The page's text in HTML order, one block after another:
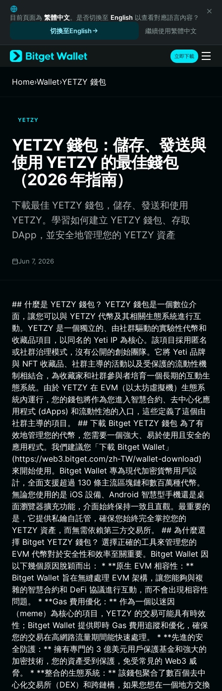
English
日本語
Русский
Español (Latinoamérica)
Türkçe
Italiano
繁體中文
Português (Portugal)
Bahasa Indonesia
ภาษาไทย
Português (Brasil)
Español (Argentina)
目前頁面為 繁體中文。是否切換至 English 以查看對應語言內容？
切換至English
繼續使用繁體中文
立即下載
Home›Wallet›YETZY 錢包
YETZY
YETZY 錢包：儲存、發送與
使用 YETZY 的最佳錢包
（2026 年指南）
下載最佳 YETZY 錢包，儲存、發送和使用
YETZY。學習如何建立 YETZY 錢包、存取
DApp，並安全地管理您的 YETZY 資產
Jun 7, 2026
## 什麼是 YETZY 錢包？ YETZY 錢包是一個數位介
面，讓您可以與 YETZY 代幣及其相關生態系統進行互
動。YETZY 是一個獨立的、由社群驅動的實驗性代幣和
收藏品項目，以同名的 Yeti IP 為核心。該項目採用匿名
或社群治理模式，沒有公開的創始團隊。它將 Yeti 品牌
與 NFT 收藏品、社群主導的活動以及受保護的流動性機
制相結合，為收藏家和社群參與者培育一個長期的互動生
態系統。由於 YETZY 在 EVM（以太坊虛擬機）生態系
統內運行，您的錢包將作為您進入智慧合約、去中心化應
用程式 (dApps) 和流動性池的入口，這些定義了這個由
社群主導的項目。 ## 下載 Bitget YETZY 錢包 為了有
效地管理您的代幣，您需要一個強大、易於使用且安全的
應用程式。我們建議您「下載 Bitget Wallet」
(https://web3.bitget.com/zh-TW/wallet-download)
來開始使用。Bitget Wallet 專為現代加密貨幣用戶設
計，全面支援超過 130 條主流區塊鏈和數百萬種代幣。
無論您使用的是 iOS 設備、Android 智慧型手機還是桌
面瀏覽器擴充功能，介面始終保持一致且直觀。最重要的
是，它提供私鑰自託管，確保您始終完全掌控您的
YETZY 資產，而無需依賴第三方交易所。 ## 為什麼選
擇 Bitget YETZY 錢包？ 選擇正確的工具來管理您的
EVM 代幣對於安全性和效率至關重要。Bitget Wallet 因
以下幾個原因脫穎而出： * **原生 EVM 相容性：**
Bitget Wallet 旨在無縫處理 EVM 架構，讓您能夠與複
雜的智慧合約和 DeFi 協議進行互動，而不會出現相容性
問題。 * **Gas 費用優化：** 作為一個以迷因
（meme）為核心的項目，YETZY 的交易可能具有時效
性；Bitget Wallet 提供即時 Gas 費用追蹤和優化，確保
您的交易在高網路流量期間能快速處理。 * **先進的安
全防護：** 擁有專門的 3 億美元用戶保護基金和強大的
加密技術，您的資產受到保護，免受常見的 Web3 威
脅。 * **整合的生態系統：** 該錢包聚合了數百個去中
心化交易所（DEX）和跨鏈橋，如果您想在一個地方交換